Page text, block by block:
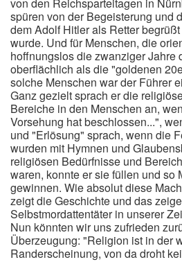
spüren von der Begeisterung und
dem Adolf Hitler als Retter
wurde. Und für Menschen, die
hoffnungslos die zwanziger Jahre
oberflächlich als die "goldenen
solche Menschen war der Führer
Ganz gezielt sprach er die
Bereiche in den Menschen an,
Vorsehung hat beschlossen...",
und "Erlösung" sprach, wenn die
wurden mit Hymnen und
religiösen Bedürfnisse und
waren, konnte er sie füllen und so
gewinnen. Wie absolut diese
zeigt die Geschichte und das
Selbstmordattentäter in unserer
Nun könnten wir uns zufrieden
Überzeugung: "Religion ist in der
Randerscheinung, von da droht